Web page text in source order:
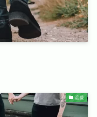
恋愛